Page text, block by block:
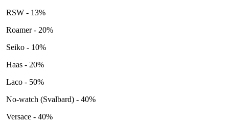
RSW - 13%
Roamer - 20%
Seiko - 10%
Haas - 20%
Laco - 50%
No-watch (Svalbard) - 40%
Versace - 40%